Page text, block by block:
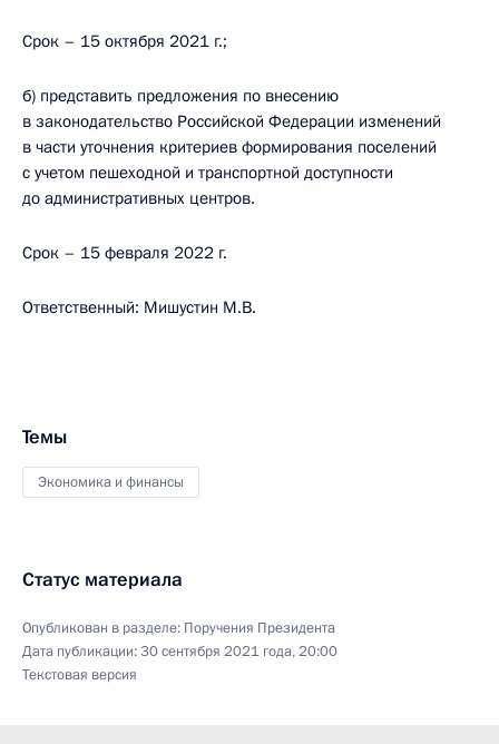
Срок – 15 октября 2021 г.;
б) представить предложения по внесению
в законодательство Российской Федерации изменений
в части уточнения критериев формирования поселений
с учетом пешеходной и транспортной доступности
до административных центров.
Срок – 15 февраля 2022 г.
Ответственный: Мишустин М.В.
Темы
Экономика и финансы
Статус материала
Опубликован в разделе: Поручения Президента
Дата публикации:30 сентября 2021 года, 20:00
Текстовая версия